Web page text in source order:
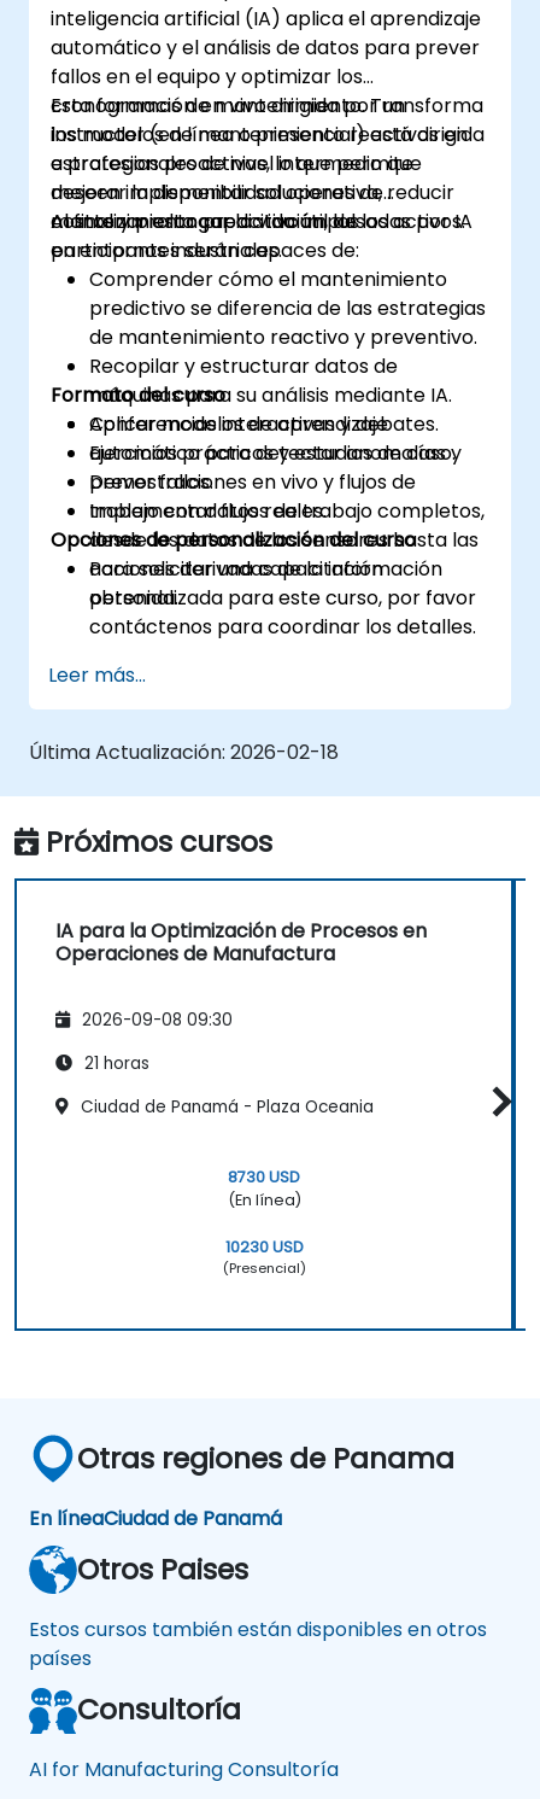
inteligencia artificial (IA) aplica el aprendizaje
automático y el análisis de datos para prever
fallos en el equipo y optimizar los
cronogramas de mantenimiento. Transforma
los modelos de mantenimiento reactivos en
estrategias proactivas, lo que permite
mejorar la disponibilidad operativa, reducir
costos y prolongar la vida útil de los activos.
Esta formación en vivo dirigida por un
instructor (en línea o presencial) está dirigida
a profesionales de nivel intermedio que
deseen implementar soluciones de
mantenimiento predictivo impulsadas por IA
en entornos industriales.
Al finalizar esta capacitación, los
participantes serán capaces de:
Comprender cómo el mantenimiento
predictivo se diferencia de las estrategias
de mantenimiento reactivo y preventivo.
Recopilar y estructurar datos de
máquinas para su análisis mediante IA.
Aplicar modelos de aprendizaje
automático para detectar anomalías y
prever fallos.
Implementar flujos de trabajo completos,
desde los datos de los sensores hasta las
acciones derivadas de la información
obtenida.
Formato del curso
Conferencias interactivas y debates.
Ejercicios prácticos y estudios de caso.
Demostraciones en vivo y flujos de
trabajo con datos reales.
Opciones de personalización del curso
Para solicitar una capacitación
personalizada para este curso, por favor
contáctenos para coordinar los detalles.
Leer más...
Última Actualización: 2026-02-18
Próximos cursos
IA para la Optimización de Procesos en
Operaciones de Manufactura
2026-09-08 09:30
21 horas
Ciudad de Panamá - Plaza Oceania
8730 USD
(En línea)
10230 USD
(Presencial)
Otras regiones de Panama
En líneaCiudad de Panamá
Otros Paises
Estos cursos también están disponibles en otros
países
Consultoría
AI for Manufacturing Consultoría